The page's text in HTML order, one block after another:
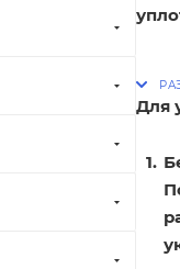
Для